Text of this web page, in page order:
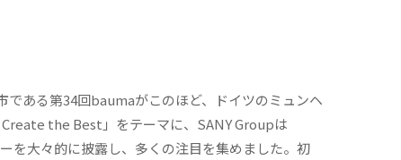
ある第34回baumaがこのほど、ドイツのミュンヘ
the Best」をテーマに、SANY Groupは
を大々的に披露し、多くの注目を集めました。初